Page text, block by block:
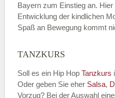
Kontakt E-Mail
Bayern zum Einstieg an.
Entwicklung der kindlichen
Spaß an Bewegung kommt
TANZKURS
Soll es ein Hip Hop Tanzkurs
Oder geben Sie eher Salsa,
Vorzug? Bei der Auswahl